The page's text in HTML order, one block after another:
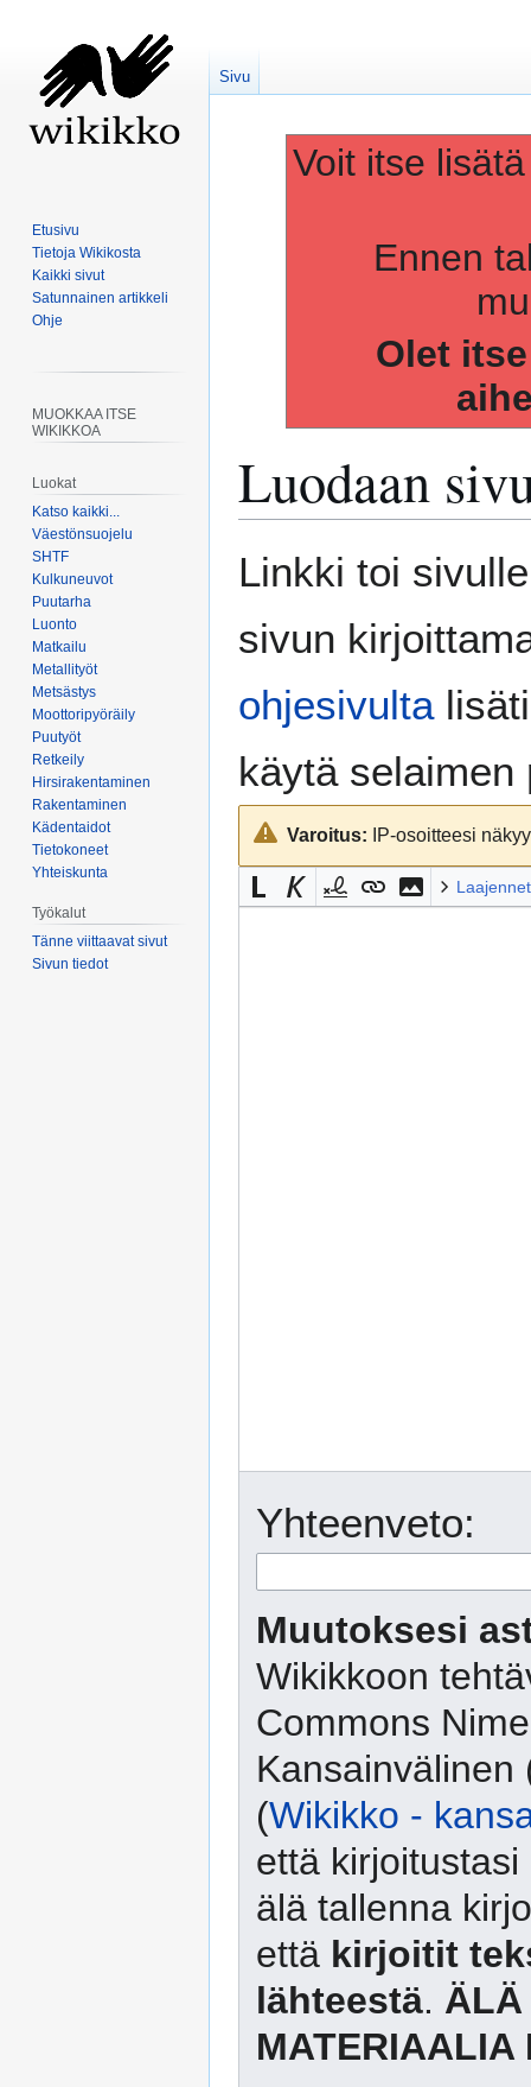
Voit itse
Ennen
Olet
Luodaan
navigaatioon
hakuun
Linkki toi
sivun
ohjesivulta
käytä selaimen
Varoitus: IP-osoitteesi
Yhteenveto:
Muutoksesi
Wikikkoon
Commons
Kansainvälinen
(Wikikko -
että
älä tallenna
että kirjoitit
lähteestä. ÄLÄ
MATERIAALIA
Sivu
Etusivu
Tietoja Wikikosta
Kaikki sivut
Satunnainen artikkeli
Ohje
MUOKKAA ITSE
WIKIKKOA
Luokat
Katso kaikki...
Väestönsuojelu
SHTF
Kulkuneuvot
Puutarha
Luonto
Matkailu
Metallityöt
Metsästys
Moottoripyöräily
Puutyöt
Retkeily
Hirsirakentaminen
Rakentaminen
Kädentaidot
Tietokoneet
Yhteiskunta
Työkalut
Tänne viittaavat sivut
Sivun tiedot